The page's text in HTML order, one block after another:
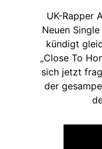
UK-Rapper
Neuen
kündigt
„Close To
sich jetzt
der